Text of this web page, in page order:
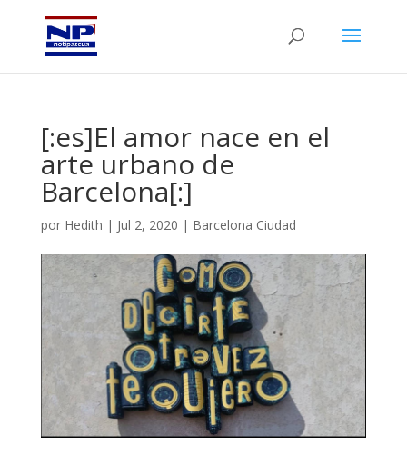
[:es]El amor nace en el
arte urbano de
Barcelona[:]
por Hedith | Jul 2, 2020 | Barcelona Ciudad